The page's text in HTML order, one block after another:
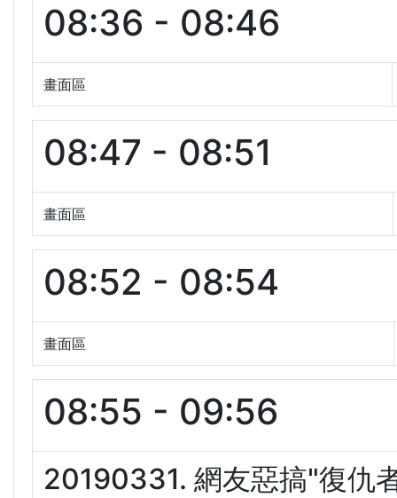
08:36 - 08:46
畫面區
08:47 - 08:51
畫面區
08:52 - 08:54
畫面區
08:55 - 09:56
20190331. 網友惡搞"復仇